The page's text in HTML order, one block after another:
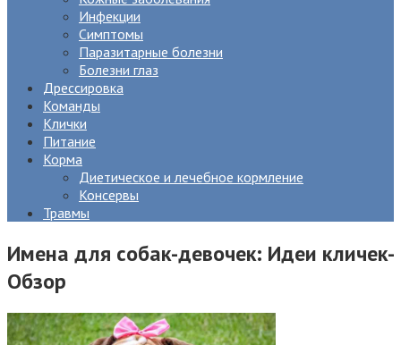
Инфекции
Симптомы
Паразитарные болезни
Болезни глаз
Дрессировка
Команды
Клички
Питание
Корма
Диетическое и лечебное кормление
Консервы
Травмы
Имена для собак-девочек: Идеи кличек-
Обзор